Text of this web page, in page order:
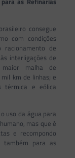
consegue
com condições
de
interligações de
malha de
km de linhas; e
térmica e eólica
uso da água para
mas que é
e recompondo
também para as